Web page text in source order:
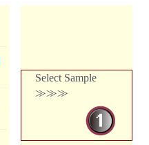
Select Sample
≫≫≫